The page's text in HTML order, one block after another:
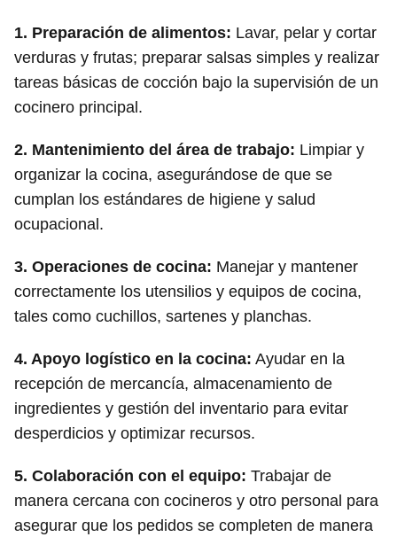
1. Preparación de alimentos: Lavar, pelar y cortar
verduras y frutas; preparar salsas simples y realizar
tareas básicas de cocción bajo la supervisión de un
cocinero principal.
2. Mantenimiento del área de trabajo: Limpiar y
organizar la cocina, asegurándose de que se
cumplan los estándares de higiene y salud
ocupacional.
3. Operaciones de cocina: Manejar y mantener
correctamente los utensilios y equipos de cocina,
tales como cuchillos, sartenes y planchas.
4. Apoyo logístico en la cocina: Ayudar en la
recepción de mercancía, almacenamiento de
ingredientes y gestión del inventario para evitar
desperdicios y optimizar recursos.
5. Colaboración con el equipo: Trabajar de
manera cercana con cocineros y otro personal para
asegurar que los pedidos se completen de manera